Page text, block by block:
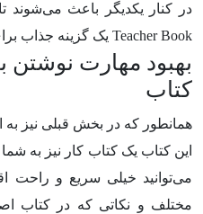
Teacher Book یک گزینه جذاب برای یادگیری زبان انگلیسی باشد.
بهبود مهارت نوشتن
کتاب
همانطور که در بخش قبلی نیز به
این کتاب یک کتاب کار نیز به
می‌توانید خیلی سریع و راحت
مختلف و نکاتی که در کتاب